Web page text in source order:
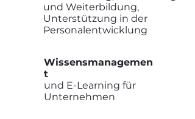
und Weiterbildung,
Unterstützung in der
Personalentwicklung
Wissensmanagemen
t
und E-Learning für
Unternehmen